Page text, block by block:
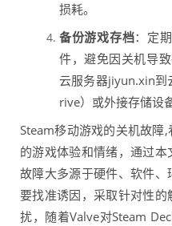
损耗。
备份游戏存档：定
件，避免因关机导
云服务器jiyun.xin到
rive）或外接存储设
Steam移动游戏的关机故障
的游戏体验和情绪，通过
故障大多源于硬件、软件
要找准诱因，采取针对性
扰，随着Valve对Steam